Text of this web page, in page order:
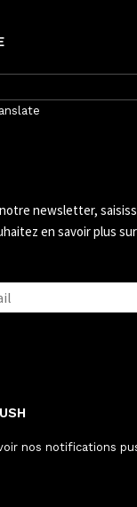
newsletter,
en savoir plus
nos notifications